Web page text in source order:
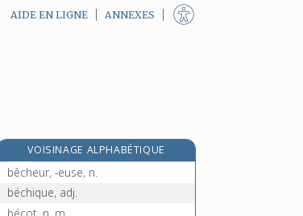
AIDE EN LIGNE ANNEXES
VOISINAGE ALPHABÉTIQUE
bechet, n. m.[4 eédition]
bêcheur, -euse, n.
béchique, adj.